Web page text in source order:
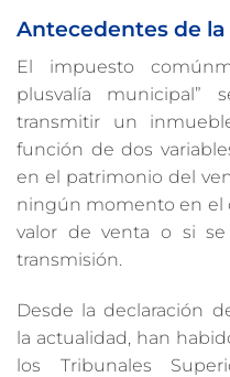
Antecedentes de
El impuesto
plusvalía municipal”
transmitir un
función de dos
en el patrimonio del
ningún momento en el
valor de venta o si
transmisión.
Desde la declaración
la actualidad, han
los Tribunales